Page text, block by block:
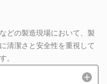
どの製造現場において、製
清潔さと安全性を重視して
。